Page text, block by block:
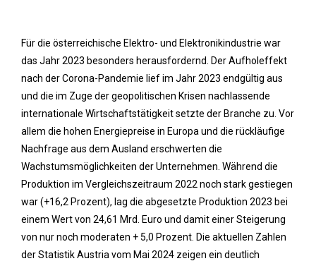
Für die österreichische Elektro- und Elektronikindustrie war
das Jahr 2023 besonders herausfordernd. Der Aufholeffekt
nach der Corona-Pandemie lief im Jahr 2023 endgültig aus
und die im Zuge der geopolitischen Krisen nachlassende
internationale Wirtschaftstätigkeit setzte der Branche zu. Vor
allem die hohen Energiepreise in Europa und die rückläufige
Nachfrage aus dem Ausland erschwerten die
Wachstumsmöglichkeiten der Unternehmen. Während die
Produktion im Vergleichszeitraum 2022 noch stark gestiegen
war (+16,2 Prozent), lag die abgesetzte Produktion 2023 bei
einem Wert von 24,61 Mrd. Euro und damit einer Steigerung
von nur noch moderaten + 5,0 Prozent. Die aktuellen Zahlen
der Statistik Austria vom Mai 2024 zeigen ein deutlich